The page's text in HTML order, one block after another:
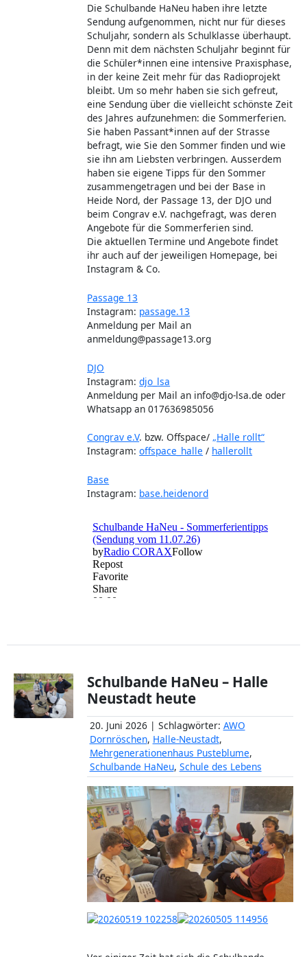
Die Schulbande HaNeu haben ihre letzte
Sendung aufgenommen, nicht nur für dieses
Schuljahr, sondern als Schulklasse überhaupt.
Denn mit dem nächsten Schuljahr beginnt für
die Schüler*innen eine intensive Praxisphase,
in der keine Zeit mehr für das Radioprojekt
bleibt. Um so mehr haben sie sich gefreut,
eine Sendung über die vielleicht schönste Zeit
des Jahres aufzunehmen: die Sommerferien.
Sie haben Passant*innen auf der Strasse
befragt, wie Sie den Sommer finden und wie
sie ihn am Liebsten verbringen. Ausserdem
haben sie eigene Tipps für den Sommer
zusammengetragen und bei der Base in
Heide Nord, der Passage 13, der DJO und
beim Congrav e.V. nachgefragt, was deren
Angebote für die Sommerferien sind.
Die aktuellen Termine und Angebote findet
ihr auch auf der jeweiligen Homepage, bei
Instagram & Co.
Passage 13
Instagram: passage.13
Anmeldung per Mail an
anmeldung@passage13.org
DJO
Instagram:djo_lsa
Anmeldung per Mail an info@djo-lsa.de oder
Whatsapp an 017636985056
Congrav e.V. bzw. Offspace/„Halle rollt“
Instagram:offspace_halle / hallerollt
Base
Instagram: base.heidenord
Schulbande HaNeu – Halle
Neustadt heute
20. Juni 2026 | Schlagwörter: AWO
Dornröschen, Halle-Neustadt,
Mehrgenerationenhaus Pusteblume,
Schulbande HaNeu, Schule des Lebens